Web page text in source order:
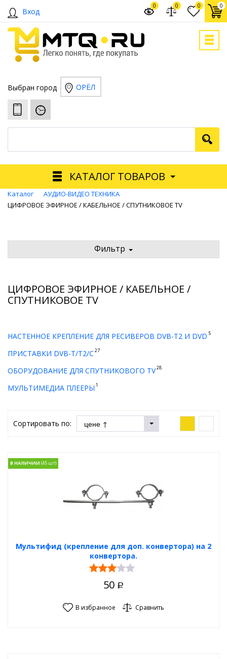
Вход
0 0
0 0
Выбран город ОРЁЛ
КАТАЛОГ ТОВАРОВ
Каталог
АУДИО-ВИДЕО ТЕХНИКА
ЦИФРОВОЕ ЭФИРНОЕ / КАБЕЛЬНОЕ / СПУТНИКОВОЕ TV
Фильтр
ЦИФРОВОЕ ЭФИРНОЕ / КАБЕЛЬНОЕ /
СПУТНИКОВОЕ TV
НАСТЕННОЕ КРЕПЛЕНИЕ ДЛЯ РЕСИВЕРОВ DVB-T2 И DVD 5
ПРИСТАВКИ DVB-T/T2/С 27
ОБОРУДОВАНИЕ ДЛЯ СПУТНИКОВОГО TV28
МУЛЬТИМЕДИА ПЛЕЕРЫ 1
Сортировать по:
Мультифид (крепление для доп. конвертора) на 2
конвертора.
В НАЛИЧИИ
50 Р
В избранное Сравнить